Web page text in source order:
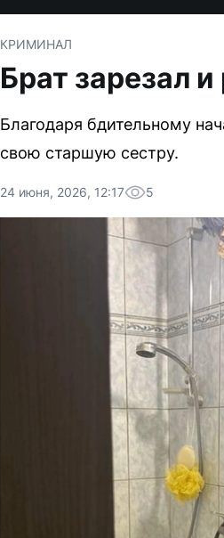
КРИМИНАЛ
Брат зарезал
Благодаря бдительному
свою старшую сестру.
24 июня, 2026, 12:17 5